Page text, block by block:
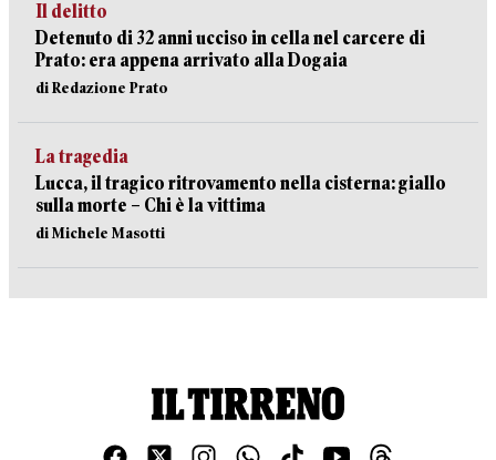
Il delitto
Detenuto di 32 anni ucciso in cella nel carcere di
Prato: era appena arrivato alla Dogaia
di Redazione Prato
La tragedia
Lucca, il tragico ritrovamento nella cisterna: giallo
sulla morte – Chi è la vittima
di Michele Masotti